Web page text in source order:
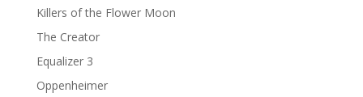
Killers of the Flower Moon
The Creator
Equalizer 3
Oppenheimer